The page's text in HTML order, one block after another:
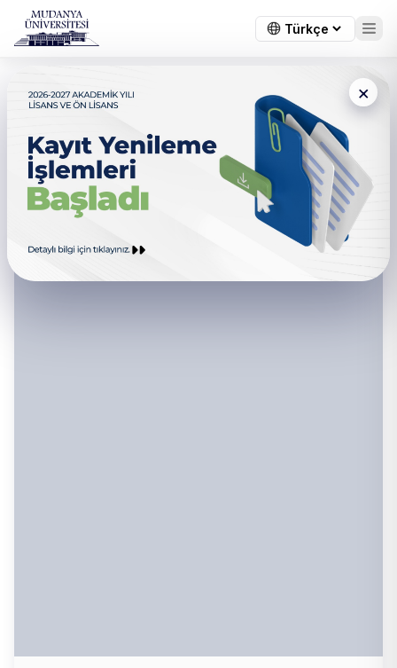
×
Sanat ve Sosyal Bilimler
Fakültesi - Yatay Geçiş
Komisyonu